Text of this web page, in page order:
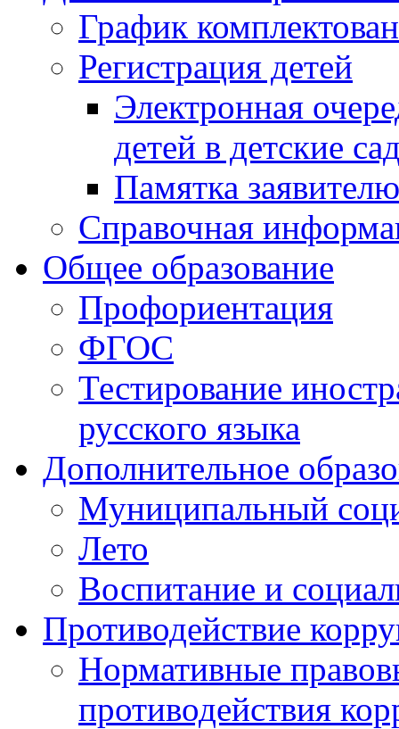
График
Регистрация детей
Электронная
детей в детские
Памятка заявителю
Справочная
Общее образование
Профориентация
ФГОС
Тестирование
русского языка
Дополнительное
Муниципальный
Лето
Воспитание и
Противодействие
Нормативные
противодействия